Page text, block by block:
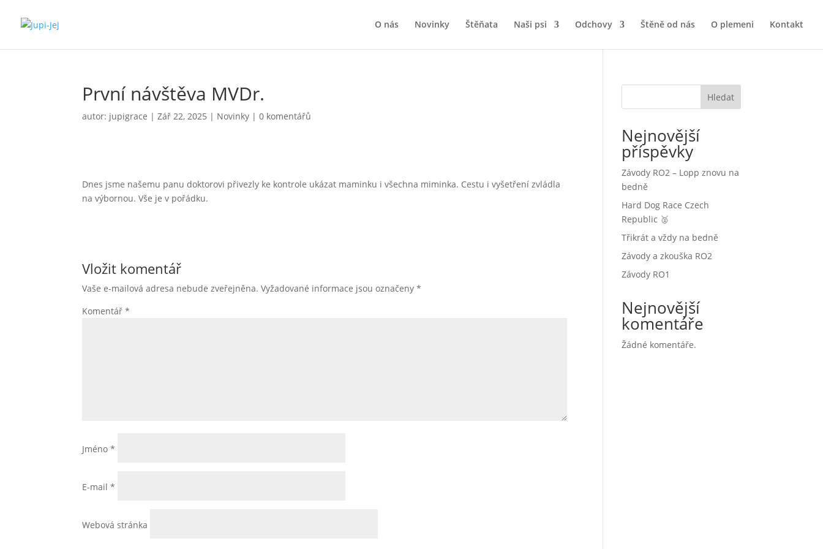
O nás Novinky Štěňata Naši psi Odchovy Štěně od nás O plemeni Kontakt
První návštěva MVDr.
autor: jupigrace |Zář 22, 2025 | Novinky |0 komentářů
Dnes jsme našemu panu doktorovi přivezly ke kontrole ukázat maminku i všechna miminka. Cestu i vyšetření zvládla
na výbornou. Vše je v pořádku.
Vložit komentář
Vaše e-mailová adresa nebude zveřejněna. Vyžadované informace jsou označeny*
Komentář*
Jméno*
E-mail*
Webová stránka
Hledat
Nejnovější
příspěvky
Závody RO2 – Lopp znovu na
bedně
Hard Dog Race Czech
Republic 🥈
Třikrát a vždy na bedně
Závody a zkouška RO2
Závody RO1
Nejnovější
komentáře
Žádné komentáře.